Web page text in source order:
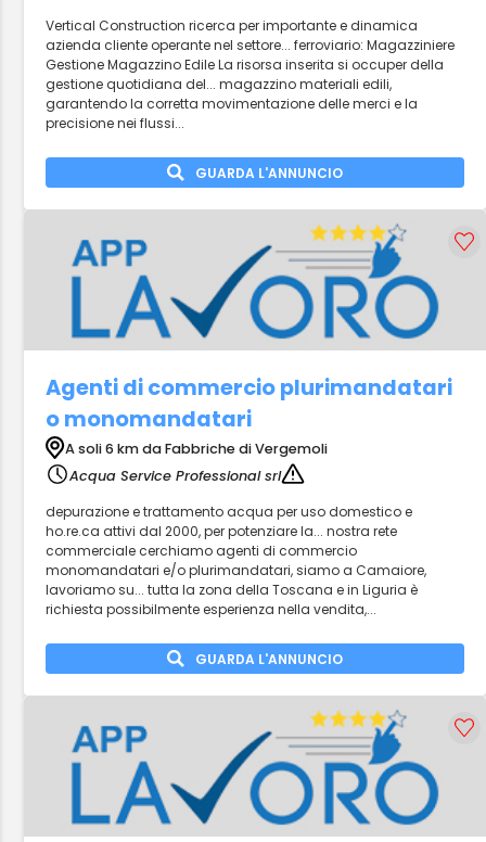
Vertical Construction ricerca per importante e dinamica
azienda cliente operante nel settore... ferroviario: Magazziniere
Gestione Magazzino Edile La risorsa inserita si occuper della
gestione quotidiana del... magazzino materiali edili,
garantendo la corretta movimentazione delle merci e la
precisione nei flussi...
GUARDA L'ANNUNCIO
Agenti di commercio plurimandatari
o monomandatari
A soli 6 km da Fabbriche di Vergemoli
Acqua Service Professional srl
depurazione e trattamento acqua per uso domestico e
ho.re.ca attivi dal 2000, per potenziare la... nostra rete
commerciale cerchiamo agenti di commercio
monomandatari e/o plurimandatari, siamo a Camaiore,
lavoriamo su... tutta la zona della Toscana e in Liguria è
richiesta possibilmente esperienza nella vendita,...
GUARDA L'ANNUNCIO